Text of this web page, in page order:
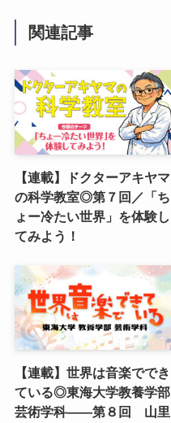
関連記事
【連載】ドクターアキヤマ
の科学教室◎第７回／「ち
ょー冷たい世界」を体験し
てみよう！
【連載】世界は音楽ででき
ている◎東海大学教養学部
芸術学科――第８回 山里